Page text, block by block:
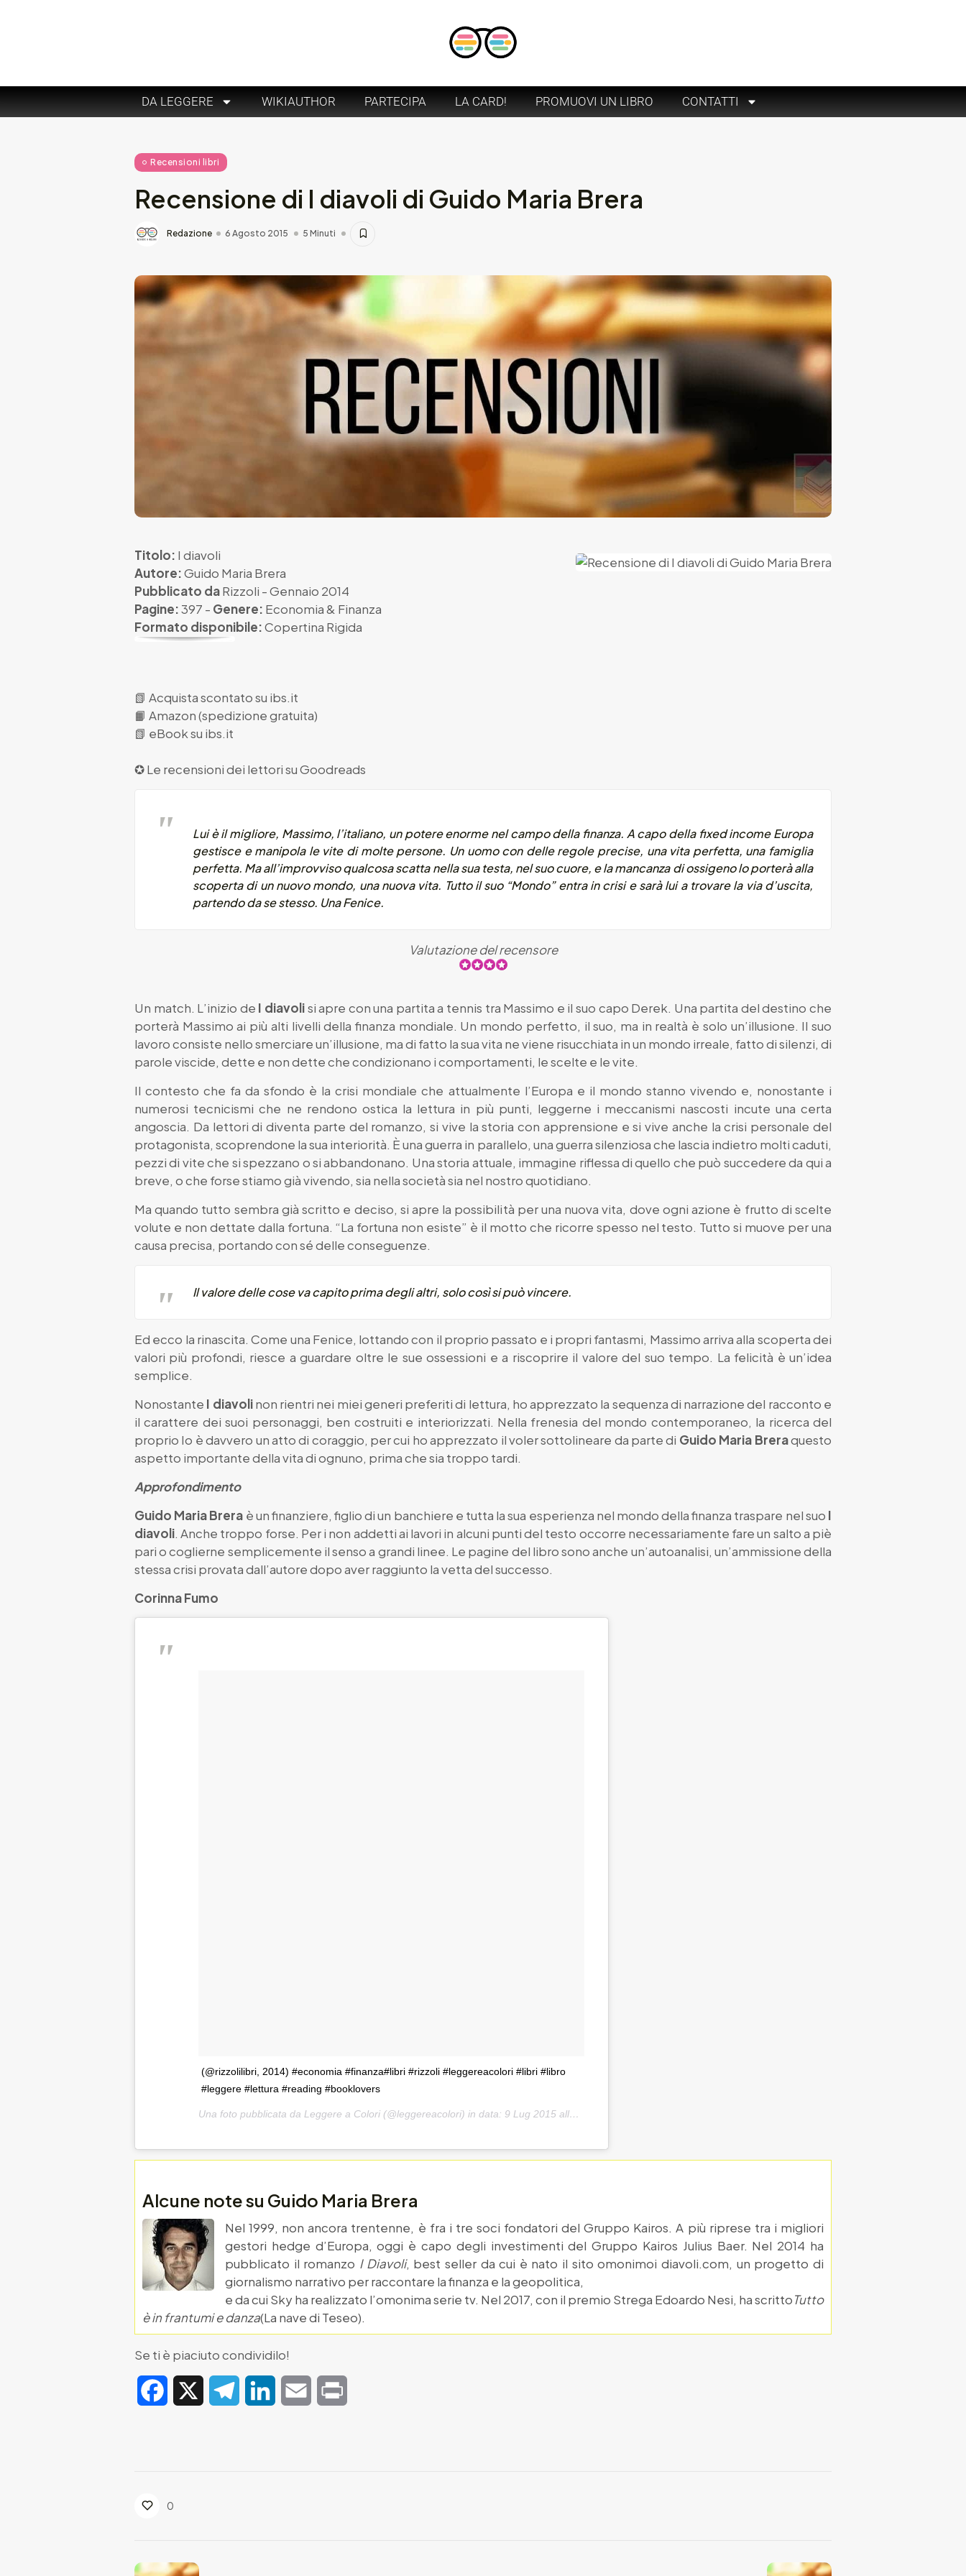
DA LEGGERE WIKIAUTHOR PARTECIPA LA CARD! PROMUOVI UN LIBRO CONTATTI
Recensioni libri
Recensione di I diavoli di Guido Maria Brera
Redazione 6 Agosto 2015 5 Minuti
Titolo: I diavoli
Autore:Guido Maria Brera
Pubblicato daRizzoli - Gennaio 2014
Pagine:397 - Genere: Economia & Finanza
Formato disponibile:Copertina Rigida
📗 Acquista scontato su ibs.it
📙 Amazon (spedizione gratuita)
📗 eBook su ibs.it
✪ Le recensioni dei lettori suGoodreads
Lui è il migliore, Massimo, l’italiano, un potere enorme nel campo della finanza. A capo della fixed income Europa
gestisce e manipola le vite di molte persone. Un uomo con delle regole precise, una vita perfetta, una famiglia
perfetta. Ma all’improvviso qualcosa scatta nella sua testa, nel suo cuore, e la mancanza di ossigeno lo porterà alla
scoperta di un nuovo mondo, una nuova vita. Tutto il suo “Mondo” entra in crisi e sarà lui a trovare la via d’uscita,
partendo da se stesso. Una Fenice.
Valutazione del recensore
Un match. L’inizio de I diavolisi apre con una partita a tennis tra Massimo e il suo capo Derek. Una partita del destino che
porterà Massimo ai più alti livelli della finanza mondiale. Un mondo perfetto, il suo, ma in realtà è solo un’illusione. Il suo
lavoro consiste nello smerciare un’illusione, ma di fatto la sua vita ne viene risucchiata in un mondo irreale, fatto di silenzi, di
parole viscide, dette e non dette che condizionano i comportamenti, le scelte e le vite.
Il contesto che fa da sfondo è la crisi mondiale che attualmente l’Europa e il mondo stanno vivendo e, nonostante i
numerosi tecnicismi che ne rendono ostica la lettura in più punti, leggerne i meccanismi nascosti incute una certa
angoscia. Da lettori di diventa parte del romanzo, si vive la storia con apprensione e si vive anche la crisi personale del
protagonista, scoprendone la sua interiorità. È una guerra in parallelo, una guerra silenziosa che lascia indietro molti caduti,
pezzi di vite che si spezzano o si abbandonano. Una storia attuale, immagine riflessa di quello che può succedere da qui a
breve, o che forse stiamo già vivendo, sia nella società sia nel nostro quotidiano.
Ma quando tutto sembra già scritto e deciso, si apre la possibilità per una nuova vita, dove ogni azione è frutto di scelte
volute e non dettate dalla fortuna. “La fortuna non esiste” è il motto che ricorre spesso nel testo. Tutto si muove per una
causa precisa, portando con sé delle conseguenze.
Il valore delle cose va capito prima degli altri, solo così si può vincere.
Ed ecco la rinascita. Come una Fenice, lottando con il proprio passato e i propri fantasmi, Massimo arriva alla scoperta dei
valori più profondi, riesce a guardare oltre le sue ossessioni e a riscoprire il valore del suo tempo. La felicità è un’idea
semplice.
Nonostante I diavolinon rientri nei miei generi preferiti di lettura, ho apprezzato la sequenza di narrazione del racconto e
il carattere dei suoi personaggi, ben costruiti e interiorizzati. Nella frenesia del mondo contemporaneo, la ricerca del
proprio Io è davvero un atto di coraggio, per cui ho apprezzato il voler sottolineare da parte di Guido Maria Breraquesto
aspetto importante della vita di ognuno, prima che sia troppo tardi.
Approfondimento
Guido Maria Brera è un finanziere, figlio di un banchiere e tutta la sua esperienza nel mondo della finanza traspare nel suo I
diavoli. Anche troppo forse. Per i non addetti ai lavori in alcuni punti del testo occorre necessariamente fare un salto a piè
pari o coglierne semplicemente il senso a grandi linee. Le pagine del libro sono anche un’autoanalisi, un’ammissione della
stessa crisi provata dall’autore dopo aver raggiunto la vetta del successo.
Corinna Fumo
(@rizzolilibri, 2014) #economia #finanza#libri #rizzoli #leggereacolori #libri #libro
#leggere #lettura #reading #booklovers
Una foto pubblicata da Leggere a Colori (@leggereacolori) in data: 9 Lug 2015 alle ore 06:08 PDT
Alcune note su Guido Maria Brera
Nel 1999, non ancora trentenne, è fra i tre soci fondatori del Gruppo Kairos. A più riprese tra i migliori
gestori hedge d’Europa, oggi è capo degli investimenti del Gruppo Kairos Julius Baer. Nel 2014 ha
pubblicato il romanzo I Diavoli, best seller da cui è nato il sito omonimoi diavoli.com, un progetto di
giornalismo narrativo per raccontare la finanza e la geopolitica,
e da cui Sky ha realizzato l’omonima serie tv. Nel 2017, con il premio Strega Edoardo Nesi, ha scrittoTutto
è in frantumi e danza(La nave di Teseo).
Se ti è piaciuto condividilo!
Facebook TelegramLinkedIn Email
0